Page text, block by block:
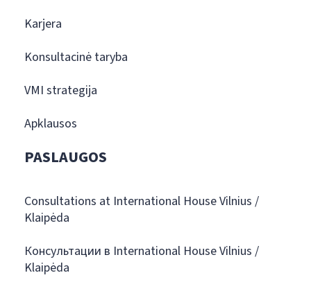
Karjera
Konsultacinė taryba
VMI strategija
Apklausos
PASLAUGOS
Consultations at International House Vilnius /
Klaipėda
Консультации в International House Vilnius /
Klaipėda